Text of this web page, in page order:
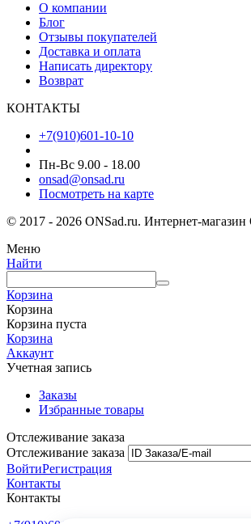
О компании
Блог
Отзывы покупателей
Доставка и оплата
Написать директору
Возврат
КОНТАКТЫ
+7(910)601-10-10
Пн-Вс 9.00 - 18.00
onsad@onsad.ru
Посмотреть на карте
© 2017 - 2026 ONSad.ru. Интернет-магазин
Меню
Найти
Корзина
Корзина
Корзина пуста
Корзина
Аккаунт
Учетная запись
Заказы
Избранные товары
Отслеживание заказа
Отслеживание заказа
ВойтиРегистрация
Контакты
Контакты